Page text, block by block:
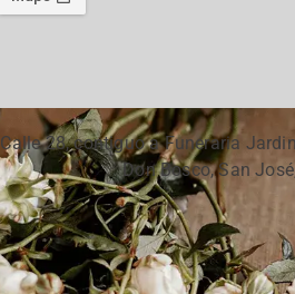
Calle 28, contiguo a Funeraria
Don Bosco, San